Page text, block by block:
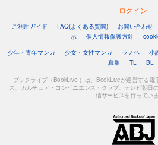
ログイン
ご利用ガイド FAQ(よくある質問) お問い合わせ
示
個人情報保護方針
少年・青年マンガ
少女・女性マンガ ラノベ 小
真集
TL BL
ブックライブ（BookLive!）は、BookLiveが運営する
ス、カルチュア・コンビニエンス・クラブ、テレビ朝日
信サービスを行っていま